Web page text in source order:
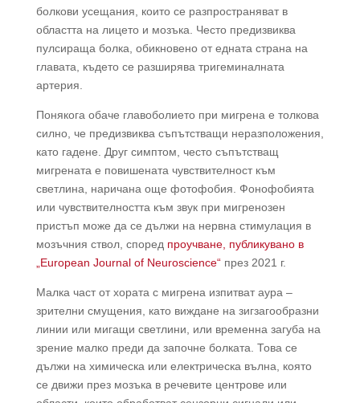
болкови усещания, които се разпространяват в
областта на лицето и мозъка. Често предизвиква
пулсираща болка, обикновено от едната страна на
главата, където се разширява тригеминалната
артерия.
Понякога обаче главоболието при мигрена е толкова
силно, че предизвиква съпътстващи неразположения,
като гадене. Друг симптом, често съпътстващ
мигрената е повишената чувствителност към
светлина, наричана още фотофобия. Фонофобията
или чувствителността към звук при мигренозен
пристъп може да се дължи на нервна стимулация в
мозъчния ствол, според проучване, публикувано в
„European Journal of Neuroscience“през 2021 г.
Малка част от хората с мигрена изпитват аура –
зрителни смущения, като виждане на зигзагообразни
линии или мигащи светлини, или временна загуба на
зрение малко преди да започне болката. Това се
дължи на химическа или електрическа вълна, която
се движи през мозъка в речевите центрове или